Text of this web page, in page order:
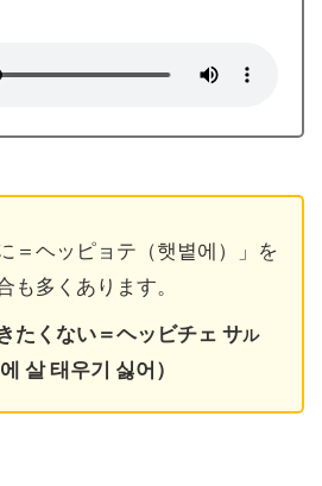
＝ヘッピョテ（햇볕에）」を
も多くあります。
たくない＝ヘッビチェ サル
살 태우기 싫어）